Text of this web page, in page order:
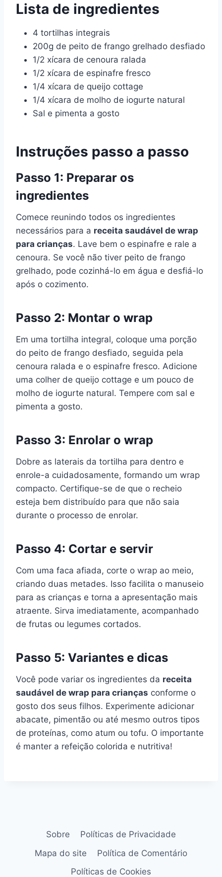
Lista de ingredientes
4 tortilhas integrais
200g de peito de frango grelhado desfiado
1/2 xícara de cenoura ralada
1/2 xícara de espinafre fresco
1/4 xícara de queijo cottage
1/4 xícara de molho de iogurte natural
Sal e pimenta a gosto
Instruções passo a passo
Passo 1: Preparar os
ingredientes
Comece reunindo todos os ingredientes
necessários para a receita saudável de wrap
para crianças. Lave bem o espinafre e rale a
cenoura. Se você não tiver peito de frango
grelhado, pode cozinhá-lo em água e desfiá-lo
após o cozimento.
Passo 2: Montar o wrap
Em uma tortilha integral, coloque uma porção
do peito de frango desfiado, seguida pela
cenoura ralada e o espinafre fresco. Adicione
uma colher de queijo cottage e um pouco de
molho de iogurte natural. Tempere com sal e
pimenta a gosto.
Passo 3: Enrolar o wrap
Dobre as laterais da tortilha para dentro e
enrole-a cuidadosamente, formando um wrap
compacto. Certifique-se de que o recheio
esteja bem distribuído para que não saia
durante o processo de enrolar.
Passo 4: Cortar e servir
Com uma faca afiada, corte o wrap ao meio,
criando duas metades. Isso facilita o manuseio
para as crianças e torna a apresentação mais
atraente. Sirva imediatamente, acompanhado
de frutas ou legumes cortados.
Passo 5: Variantes e dicas
Você pode variar os ingredientes da receita
saudável de wrap para crianças conforme o
gosto dos seus filhos. Experimente adicionar
abacate, pimentão ou até mesmo outros tipos
de proteínas, como atum ou tofu. O importante
é manter a refeição colorida e nutritiva!
Sobre
Políticas de Privacidade
Mapa do site
Política de Comentário
Políticas de Cookies